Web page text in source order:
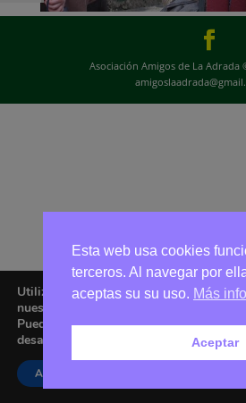
Asociación Amigos de La Adrada
Utilizamos cookies para ofrecerte la
nuestra web.
Puedes aprender más sobre qué
desactivarlas en los
Aceptar
Esta web usa cookies
terceros. Al navegar por
aceptas su su uso. Más
Aceptar